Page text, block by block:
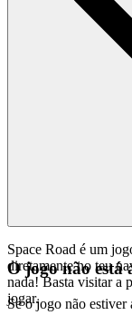
Space Road é um
diretamente no teu
nada! Basta visitar a
jogar.
O jogo não está
Se o jogo não estiver